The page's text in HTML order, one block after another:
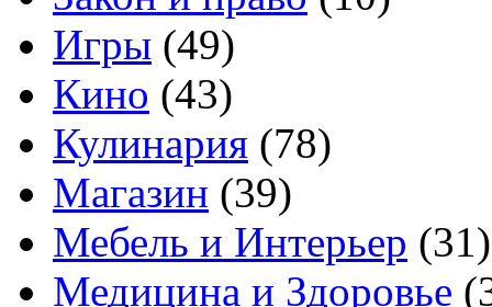
Игры (49)
Кино (43)
Кулинария (78)
Магазин (39)
Мебель и Интерьер (31)
Медицина и Здоровье